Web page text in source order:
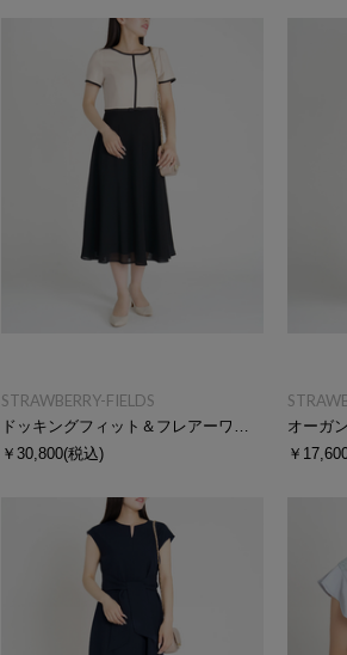
STRAWBERRY-FIELDS
ドッキングフィット＆フレアーワンピース
￥30,800(税込)
オーガ
￥